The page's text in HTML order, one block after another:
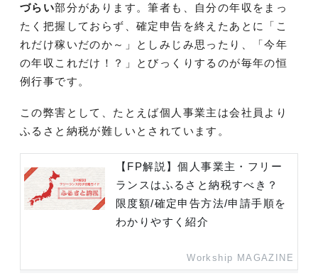
づらい部分があります。筆者も、自分の年収をまっ
たく把握しておらず、確定申告を終えたあとに「こ
れだけ稼いだのか～」としみじみ思ったり、「今年
の年収これだけ！？」とびっくりするのが毎年の恒
例行事です。
この弊害として、たとえば個人事業主は会社員より
ふるさと納税が難しいとされています。
【FP解説】個人事業主・フリー
ランスはふるさと納税すべき？
限度額/確定申告方法/申請手順を
わかりやすく紹介
Workship MAGAZINE